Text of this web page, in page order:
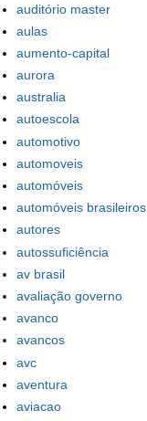
auditório master
aulas
aumento-capital
aurora
australia
autoescola
automotivo
automoveis
automóveis
automóveis brasileiros
autores
autossuficiência
av brasil
avaliação governo
avanco
avancos
avc
aventura
aviacao